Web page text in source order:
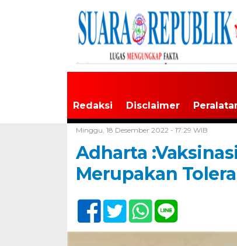
Redaksi Disclaimer
Minggu, 18 Desember 2022 - 17:29 WIB
Adharta
Merupakan